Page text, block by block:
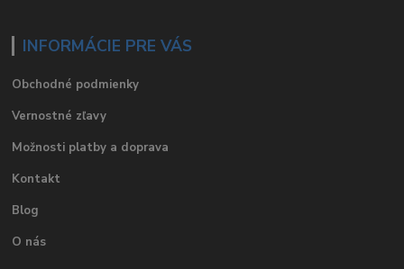
INFORMÁCIE PRE VÁS
Obchodné podmienky
Vernostné zľavy
Možnosti platby a doprava
Kontakt
Blog
O nás